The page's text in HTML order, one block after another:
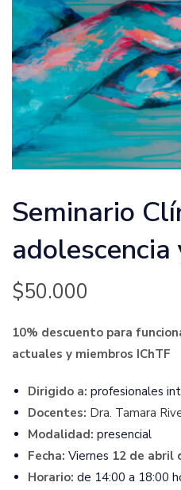
Seminario
$50.000
10% descuento para
actuales y miembros IChTF
Dirigido a: profesionales
Docentes: Dra. Tamara
Modalidad: presencial
Fecha: Viernes 12 de abril
Horario: de 14:00 a 18:00